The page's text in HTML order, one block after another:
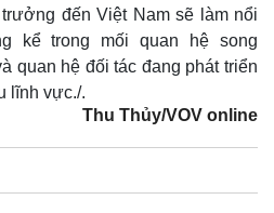
đến Việt Nam sẽ làm nổi
kể trong mối quan hệ song
quan hệ đối tác đang phát triển
lĩnh vực./.
Thu Thủy/VOV online